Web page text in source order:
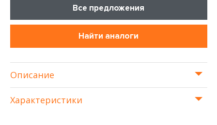
Все предложения
Найти аналоги
Описание
Характеристики